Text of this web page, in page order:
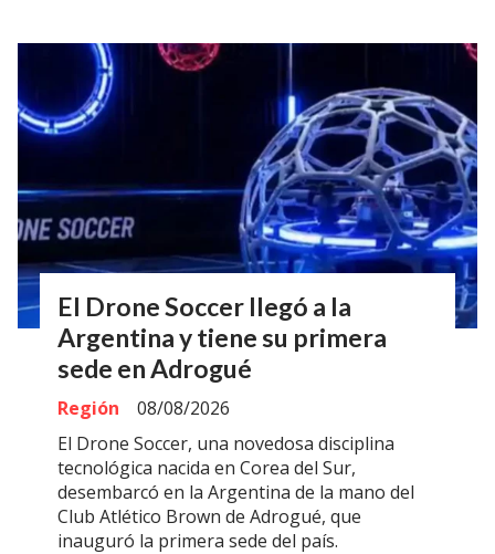
El Drone Soccer llegó a la
Argentina y tiene su primera
sede en Adrogué
Región
08/08/2026
El Drone Soccer, una novedosa disciplina
tecnológica nacida en Corea del Sur,
desembarcó en la Argentina de la mano del
Club Atlético Brown de Adrogué, que
inauguró la primera sede del país.